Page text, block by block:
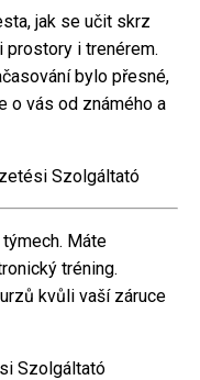
jak se učit skrz
prostory i trenérem.
bylo přesné,
o vás od známého a
Szolgáltató
Máte
tréning.
kvůli vaší záruce
Szolgáltató